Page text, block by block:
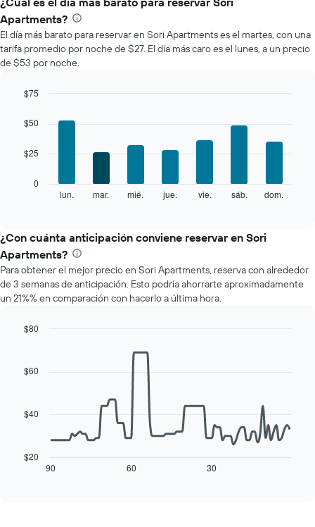
precio
promedio
de
una
habitación
mes
gráfico
eje
que
El
gráfico
muestra
1
eje
indica
promedio
habitación
Apartments?
El día más barato para reservar en Sori Apartments es el martes, con una
tarifa promedio por noche de $27. El día más caro es el lunes, a un precio
de $53 por noche.
chart
with
bars.
siguiente
el
precio
promedio
de
una
habitación
cada
la
gráfico
muestra
graphic.
lun. mar. mié. jue. vie. sáb. dom.
0
$25
$50
$75
¿Con cuánta anticipación conviene reservar en Sori
Apartments?
Para obtener el mejor precio en Sori Apartments, reserva con alrededor
de 3 semanas de anticipación. Esto podría ahorrarte aproximadamente
un 21%% en comparación con hacerlo a última hora.
with
90
siguiente
cuadro
muestra
90 60 30
$20
$40
$60
$80